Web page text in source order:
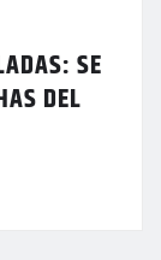
SE
DEL